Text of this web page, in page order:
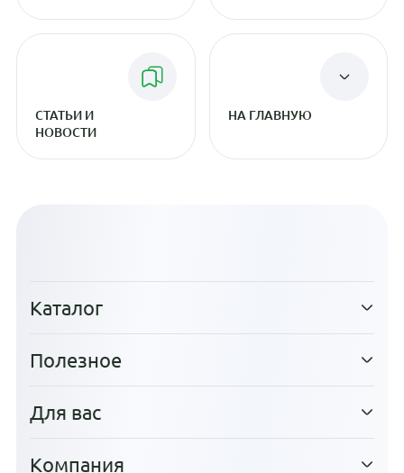
СТАТЬИ И
НОВОСТИ
НА ГЛАВНУЮ
Каталог
Полезное
Для вас
Компания